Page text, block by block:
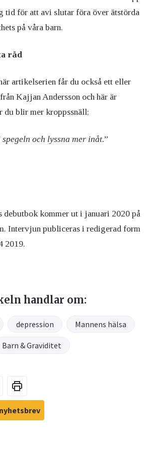
tid för att avi slutar föra över ätstörda
på våra barn.
råd
artikelserien får du också ett eller
Kajjan Andersson och här är
du blir mer kroppssnäll;
och lyssna mer inåt.”
debutbok kommer ut i januari 2020 på
Intervjun publiceras i redigerad form
2019.
handlar om:
depression Mannens hälsa
Barn & Graviditet